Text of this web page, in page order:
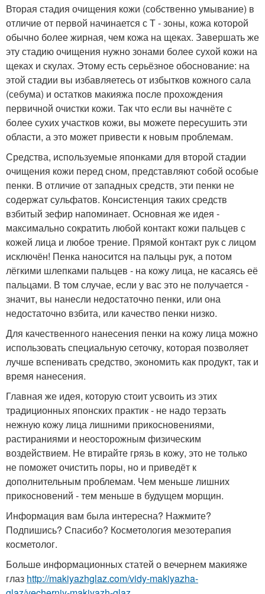
Вторая стадия очищения кожи (собственно умывание) в
отличие от первой начинается с Т - зоны, кожа которой
обычно более жирная, чем кожа на щеках. Завершать же
эту стадию очищения нужно зонами более сухой кожи на
щеках и скулах. Этому есть серьёзное обоснование: на
этой стадии вы избавляетесь от избытков кожного сала
(себума) и остатков макияжа после прохождения
первичной очистки кожи. Так что если вы начнёте с
более сухих участков кожи, вы можете пересушить эти
области, а это может привести к новым проблемам.
Средства, используемые японками для второй стадии
очищения кожи перед сном, представляют собой особые
пенки. В отличие от западных средств, эти пенки не
содержат сульфатов. Консистенция таких средств
взбитый зефир напоминает. Основная же идея -
максимально сократить любой контакт кожи пальцев с
кожей лица и любое трение. Прямой контакт рук с лицом
исключён! Пенка наносится на пальцы рук, а потом
лёгкими шлепками пальцев - на кожу лица, не касаясь её
пальцами. В том случае, если у вас это не получается -
значит, вы нанесли недостаточно пенки, или она
недостаточно взбита, или качество пенки низко.
Для качественного нанесения пенки на кожу лица можно
использовать специальную сеточку, которая позволяет
лучше вспенивать средство, экономить как продукт, так и
время нанесения.
Главная же идея, которую стоит усвоить из этих
традиционных японских практик - не надо терзать
нежную кожу лица лишними прикосновениями,
растираниями и неосторожным физическим
воздействием. Не втирайте грязь в кожу, это не только
не поможет очистить поры, но и приведёт к
дополнительным проблемам. Чем меньше лишних
прикосновений - тем меньше в будущем морщин.
Информация вам была интересна? Нажмите?
Подпишись? Спасибо? Косметология мезотерапия
косметолог.
Больше информационных статей о вечернем макияже
глаз http://makiyazhglaz.com/vidy-makiyazha-